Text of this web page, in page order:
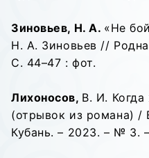
Зиновьев, Н. А. «Не
Н. А. Зиновьев //
С. 44–47 : фот.
Лихоносов, В. И.
(отрывок из романа) /
Кубань. – 2023. – № 3.